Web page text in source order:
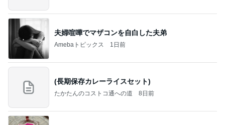
夫婦喧嘩でマザコンを自白した夫弟
Amebaトピックス 1日前
(長期保存カレーライスセット)
たかたんのコストコ通への道 8日前